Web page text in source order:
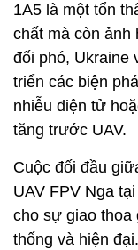
1A5 là một tổn
chất mà còn
đối phó, Ukraine
triển các biện
nhiễu điện tử
tăng trước UAV.
Cuộc đối đầu
UAV FPV Nga
cho sự giao thoa
thống và hiện